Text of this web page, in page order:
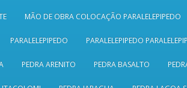
MÃO DE OBRA COLOCAÇÃO PARALELEPIPEDO
PARALELEPIPEDO PARALELEPIPEDO
PEDRA ARENITO PEDRA BASALTO